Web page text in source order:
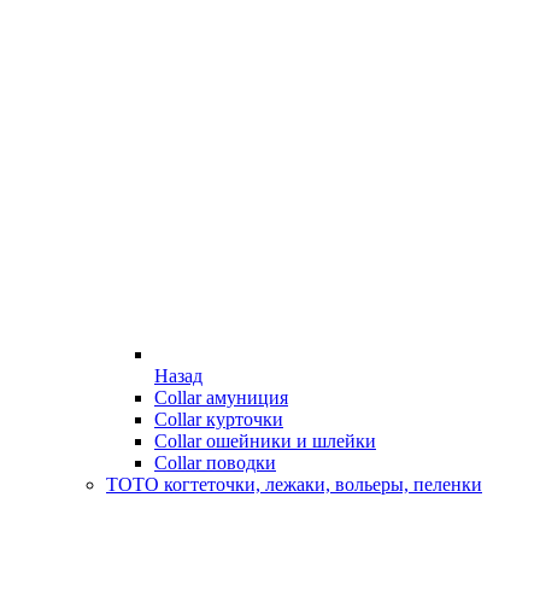
Назад
Collar амуниция
Collar курточки
Collar ошейники и шлейки
Collar поводки
ТОТО когтеточки, лежаки, вольеры, пеленки